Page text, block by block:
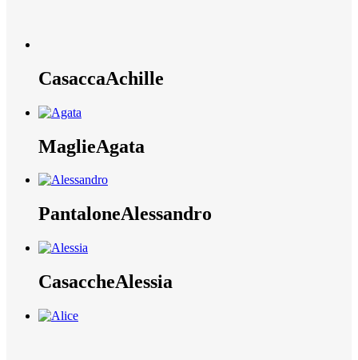
CasaccaAchille
MaglieAgata
PantaloneAlessandro
CasaccheAlessia